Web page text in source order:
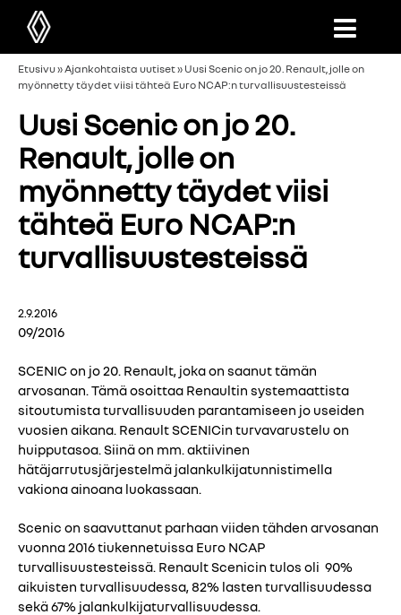
Etusivu»Ajankohtaista uutiset» Uusi Scenic on jo 20. Renault, jolle on
myönnetty täydet viisi tähteä Euro NCAP:n turvallisuustesteissä
Uusi Scenic on jo 20.
Renault, jolle on
myönnetty täydet viisi
tähteä Euro NCAP:n
turvallisuustesteissä
2.9.2016
09/2016
SCENIC on jo 20. Renault, joka on saanut tämän
arvosanan. Tämä osoittaa Renaultin systemaattista
sitoutumista turvallisuuden parantamiseen jo useiden
vuosien aikana. Renault SCENICin turvavarustelu on
huipputasoa. Siinä on mm. aktiivinen
hätäjarrutusjärjestelmä jalankulkijatunnistimella
vakiona ainoana luokassaan.
Scenic on saavuttanut parhaan viiden tähden arvosanan
vuonna 2016 tiukennetuissa Euro NCAP
turvallisuustesteissä. Renault Scenicin tulos oli 90%
aikuisten turvallisuudessa, 82% lasten turvallisuudessa
sekä 67% jalankulkijaturvallisuudessa.